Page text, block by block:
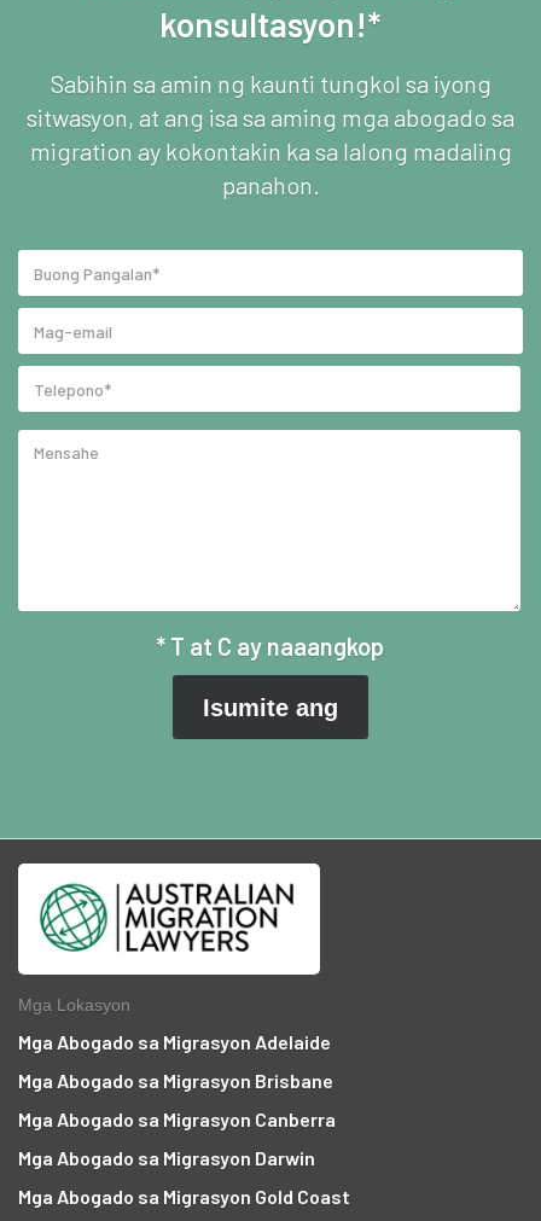
konsultasyon!*
Sabihin sa amin ng kaunti tungkol sa iyong
sitwasyon, at ang isa sa aming mga abogado sa
migration ay kokontakin ka sa lalong madaling
panahon.
* T at C ay naaangkop
Mga Lokasyon
Mga Abogado sa Migrasyon Adelaide
Mga Abogado sa Migrasyon Brisbane
Mga Abogado sa Migrasyon Canberra
Mga Abogado sa Migrasyon Darwin
Mga Abogado sa Migrasyon Gold Coast